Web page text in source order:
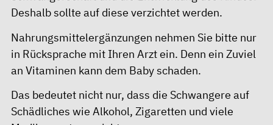
Deshalb sollte auf diese verzichtet werden.
Nahrungsmittelergänzungen nehmen Sie bitte nur
in Rücksprache mit Ihren Arzt ein. Denn ein Zuviel
an Vitaminen kann dem Baby schaden.
Das bedeutet nicht nur, dass die Schwangere auf
Schädliches wie Alkohol, Zigaretten und viele